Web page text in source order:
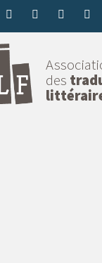
des